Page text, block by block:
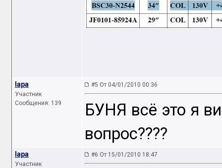
lapa
Участник
Сообщения: 139
#5 От 04/01/2010 00:36
БУНЯ всё это я
вопрос????
lapa
Участник
#6 От 15/01/2010 18:47